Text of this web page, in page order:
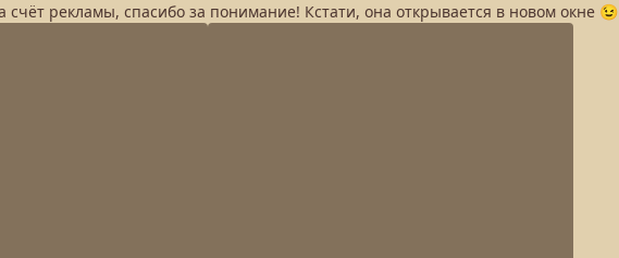
счёт рекламы, спасибо за понимание! Кстати, она открывается в новом окне 😉